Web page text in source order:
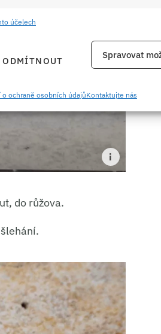
přenášených informací.
poloze, Identifikace zařízení na
a zjišťování podvodů a
reklamy a obsahu,
účelech
ODMÍTNOUT
Spravovat
o ochraně osobních údajůKontaktujte nás
do růžova.